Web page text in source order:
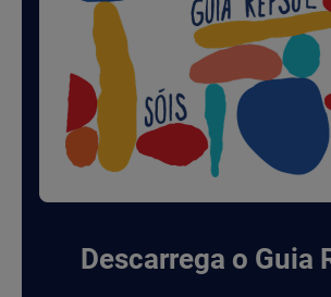
Descarrega o Guia